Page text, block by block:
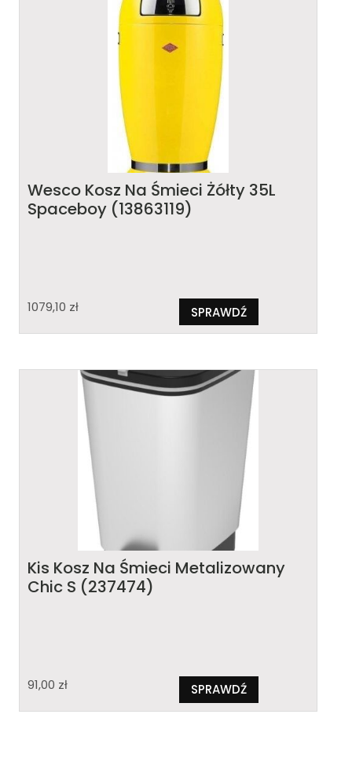
Wesco Kosz Na Śmieci Żółty 35L
Spaceboy (13863119)
1079,10 zł SPRAWDŹ
Kis Kosz Na Śmieci Metalizowany
Chic S (237474)
91,00 zł SPRAWDŹ